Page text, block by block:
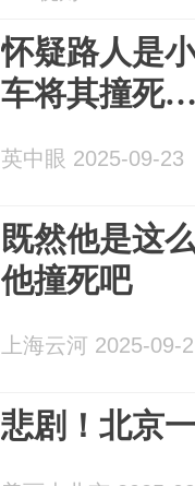
怀疑路人是
车将其撞死
英中眼 2025-09-23
既然他是这
他撞死吧
上海云河 2025-09-
悲剧！北京